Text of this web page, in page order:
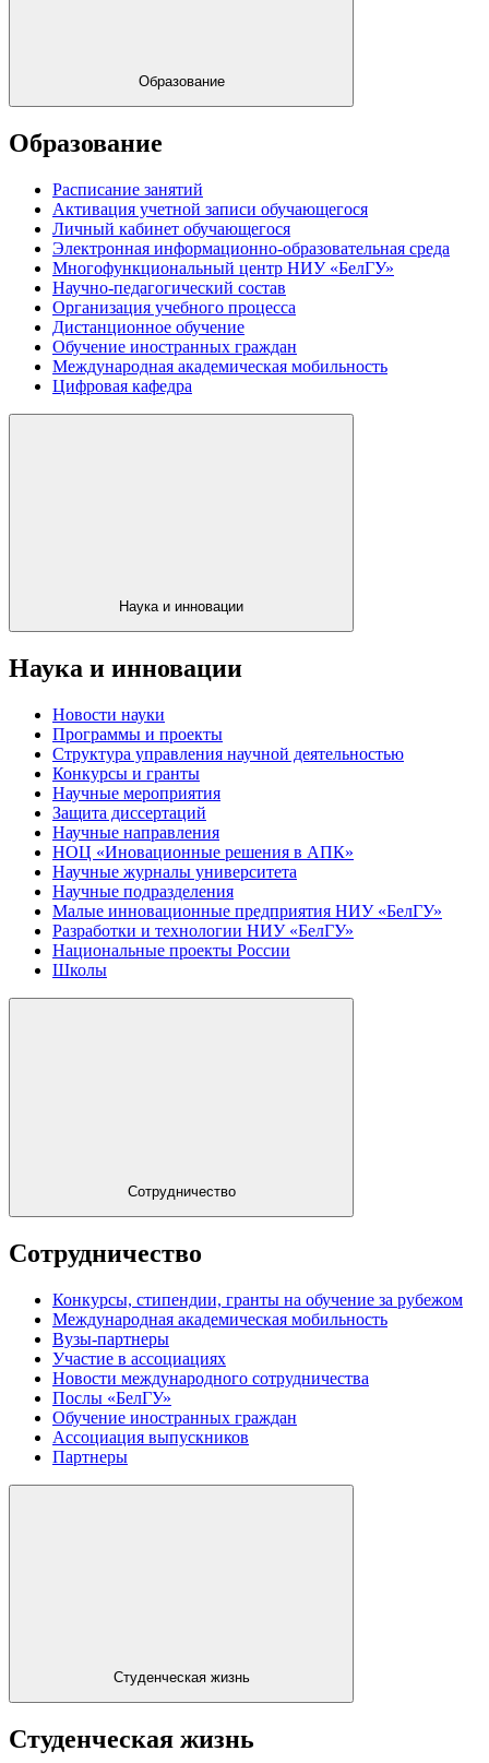
Образование
Образование
Расписание занятий
Активация учетной записи обучающегося
Личный кабинет обучающегося
Электронная информационно-образовательная среда
Многофункциональный центр НИУ «БелГУ»
Научно-педагогический состав
Организация учебного процесса
Дистанционное обучение
Обучение иностранных граждан
Международная академическая мобильность
Цифровая кафедра
Наука и инновации
Наука и инновации
Новости науки
Программы и проекты
Структура управления научной деятельностью
Конкурсы и гранты
Научные мероприятия
Защита диссертаций
Научные направления
НОЦ «Иновационные решения в АПК»
Научные журналы университета
Научные подразделения
Малые инновационные предприятия НИУ «БелГУ»
Разработки и технологии НИУ «БелГУ»
Национальные проекты России
Школы
Сотрудничество
Сотрудничество
Конкурсы, стипендии, гранты на обучение за рубежом
Международная академическая мобильность
Вузы-партнеры
Участие в ассоциациях
Новости международного сотрудничества
Послы «БелГУ»
Обучение иностранных граждан
Ассоциация выпускников
Партнеры
Студенческая жизнь
Студенческая жизнь